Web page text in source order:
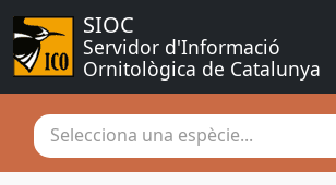
SIOC
Servidor d'Informació
Ornitològica de Catalunya
Selecciona una espècie...